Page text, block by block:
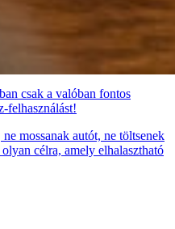
csak a valóban fontos
felhasználást!
mossanak autót, ne töltsenek
célra, amely elhalasztható